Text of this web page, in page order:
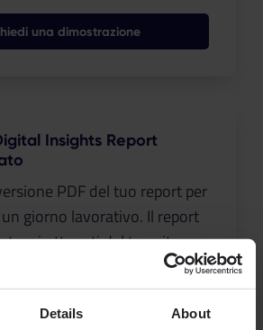
Details About
una dimostrazione
Insights Report
PDF del tuo report per
giorno lavorativo. Il report
ottenuti dal tuo sito
Quality Assurance (che
ed errori ortografici),